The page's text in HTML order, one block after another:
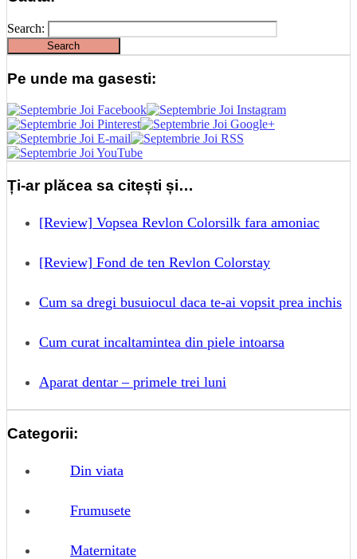
Search:
Pe unde ma gasesti:
Ți-ar plăcea sa citești și…
[Review] Vopsea Revlon Colorsilk fara amoniac
[Review] Fond de ten Revlon Colorstay
Cum sa dregi busuiocul daca te-ai vopsit prea inchis
Cum curat incaltamintea din piele intoarsa
Aparat dentar – primele trei luni
Categorii:
Din viata
Frumusete
Maternitate